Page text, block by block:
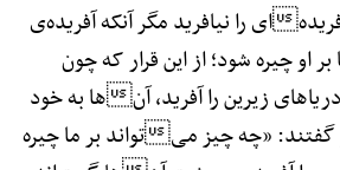
ای را نیافرید مگر آنکه آفریده‌ی
او چیره شود؛ از این قرار که چون
زیرین را آفرید، آنها به خود
گفتند: «چه چیز میتواند بر ما چیره